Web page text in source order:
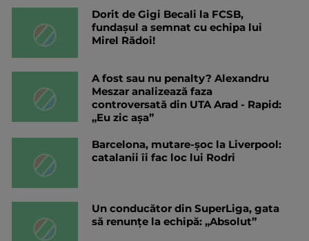
Dorit de Gigi Becali la FCSB,
fundașul a semnat cu echipa lui
Mirel Rădoi!
A fost sau nu penalty? Alexandru
Meszar analizează faza
controversată din UTA Arad - Rapid:
„Eu zic așa”
Barcelona, mutare-șoc la Liverpool:
catalanii îi fac loc lui Rodri
Un conducător din SuperLiga, gata
să renunțe la echipă: „Absolut”